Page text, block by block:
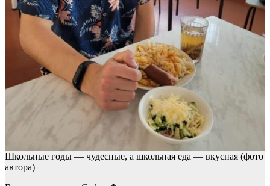
Школьные годы — чудесные, а школьная еда — вкусная (фото
автора)